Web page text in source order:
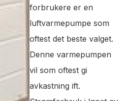
forbrukere er en
luftvarmepumpe som
oftest det beste valget.
Denne varmepumpen
vil som oftest gi
avkastning ift.